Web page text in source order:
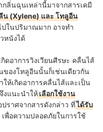
ลิ่นฉุนเหล่านี้มาจากสารเคมี
น (Xylene) และ โทลูอีน
ปในปริมาณมาก อาจทำ
หนังได้
ดอาการวิงเวียนศีรษะ คลื่นไส้
ของโทลูอีนนั้นก็เช่นเดียวกัน
ห้เกิดอาการคลื่นไส้และเป็น
งแนะนำให้เลือกใช้งาน
ปราศจากสารดังกล่าว ที่ได้รับ
พื่อความปลอดภัยในการใช้